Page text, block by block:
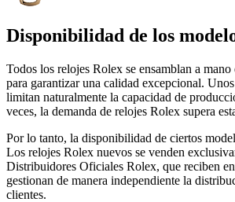
Disponibilidad de los
Todos los relojes Rolex se ensamblan a
para garantizar una calidad excepcional.
limitan naturalmente la capacidad de
veces, la demanda de relojes Rolex supera
Por lo tanto, la disponibilidad de ciertos
Los relojes Rolex nuevos se venden
Distribuidores Oficiales Rolex, que reciben
gestionan de manera independiente la
clientes.